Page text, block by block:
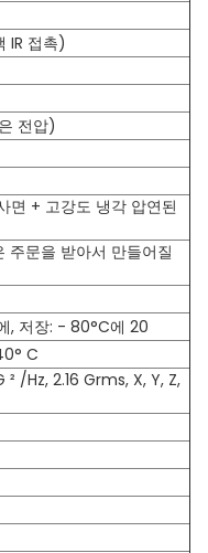
IR 접촉)
전압)
면 + 고강도 냉각 압연된
주문을 받아서 만들어질
, 저장: - 80°C에 20
C
/Hz, 2.16 Grms, X, Y, Z,